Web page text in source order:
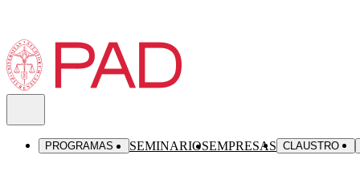
PROGRAMAS SEMINARIOSEMPRESAS CLAUSTRO